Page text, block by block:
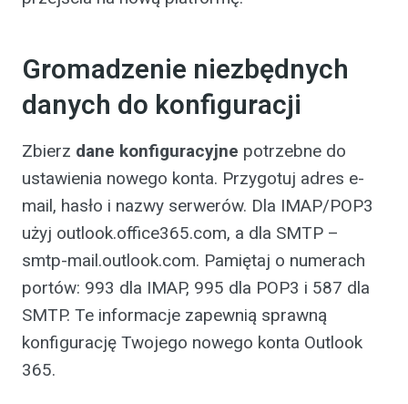
Gromadzenie niezbędnych
danych do konfiguracji
Zbierz dane konfiguracyjne potrzebne do
ustawienia nowego konta. Przygotuj adres e-
mail, hasło i nazwy serwerów. Dla IMAP/POP3
użyj outlook.office365.com, a dla SMTP –
smtp-mail.outlook.com. Pamiętaj o numerach
portów: 993 dla IMAP, 995 dla POP3 i 587 dla
SMTP. Te informacje zapewnią sprawną
konfigurację Twojego nowego konta Outlook
365.